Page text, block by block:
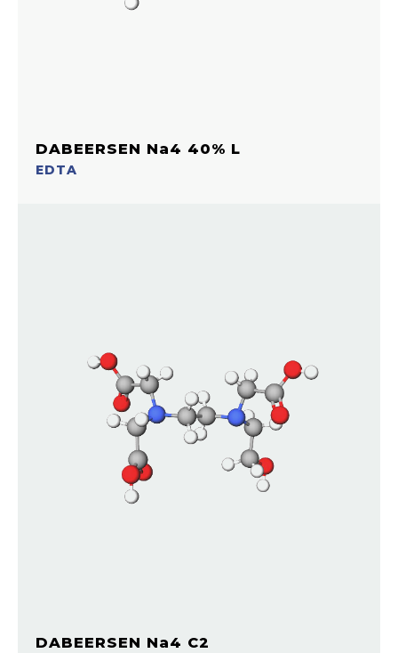
DABEERSEN Na4 40% L
EDTA
DABEERSEN Na4 C2